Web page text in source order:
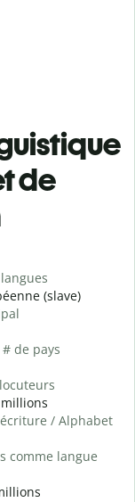
de
(slave)
de pays
/ Alphabet
comme langue